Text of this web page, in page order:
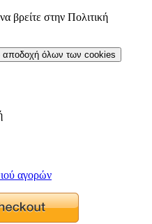
βρείτε στην Πολιτική
αποδοχή όλων των cookies
αγορών